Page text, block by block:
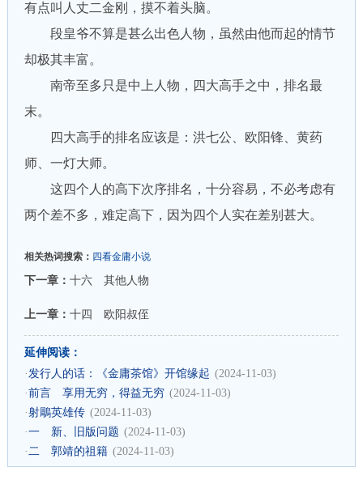
有点叫人丈二金刚，摸不着头脑。
段皇爷不算是甚么出色人物，虽然由他而起的情节
却极其丰富。
南帝至多只是中上人物，四大高手之中，排名最
末。
四大高手的排名应该是：洪七公、欧阳锋、黄药
师、一灯大师。
这四个人的高下次序排名，十分容易，不必考虑有
两个差不多，难定高下，因为四个人实在差别甚大。
相关热词搜索： 四看金庸小说
下一章： 十六 其他人物
上一章： 十四 欧阳叔侄
延伸阅读：
·发行人的话：《金庸茶馆》开馆缘起 (2024-11-03)
·前言 享用无穷，得益无穷 (2024-11-03)
·射鵰英雄传 (2024-11-03)
·一 新、旧版问题 (2024-11-03)
·二 郭靖的祖籍 (2024-11-03)